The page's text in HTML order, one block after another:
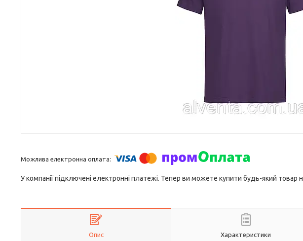
У компанії підключені електронні платежі. Тепер ви можете купити будь-який товар
Опис Характеристики